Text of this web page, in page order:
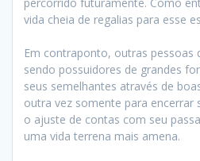
vida cheia de regalias para esse
Em contraponto, outras pessoas
sendo possuidores de grandes
seus semelhantes através de
outra vez somente para encerrar
o ajuste de contas com seu
uma vida terrena mais amena.